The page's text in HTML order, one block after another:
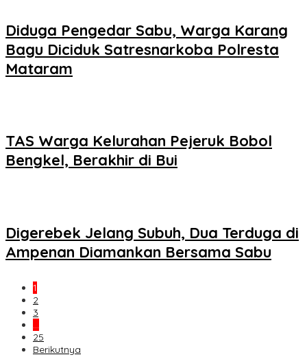
Diduga Pengedar Sabu, Warga Karang
Bagu Diciduk Satresnarkoba Polresta
Mataram
TAS Warga Kelurahan Pejeruk Bobol
Bengkel, Berakhir di Bui
Digerebek Jelang Subuh, Dua Terduga di
Ampenan Diamankan Bersama Sabu
1
2
3
…
25
Berikutnya